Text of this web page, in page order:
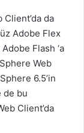
da
Adobe Flex
Flash ‘a
Web
6.5’in
de bu
Client’da